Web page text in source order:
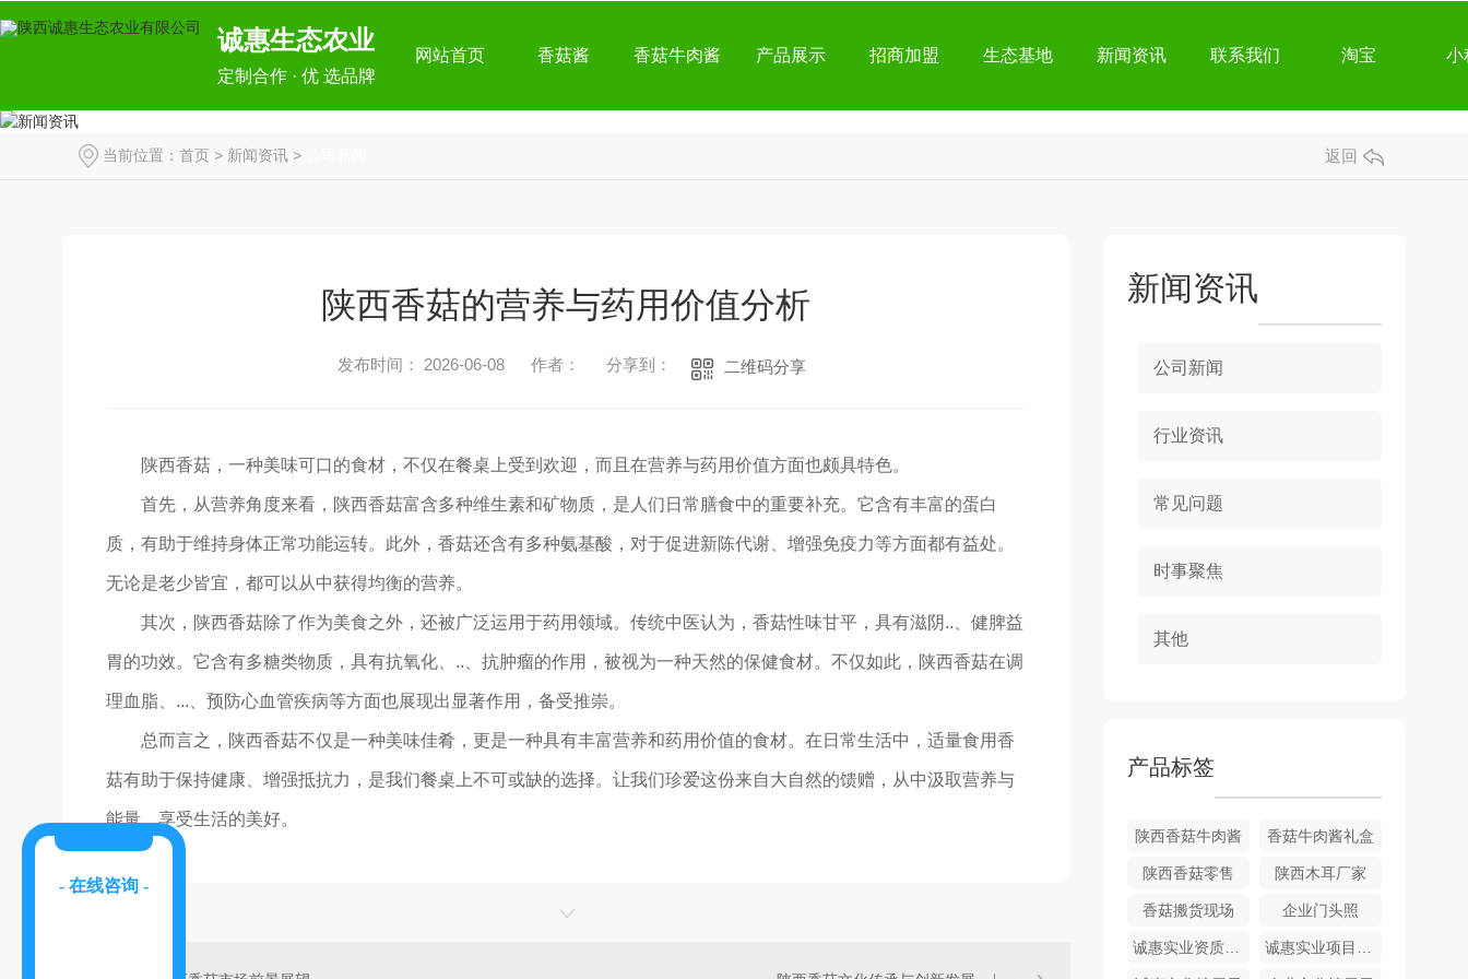
诚惠生态农业
定制合作 · 优 选品牌
网站首页 香菇酱 香菇牛肉酱 产品展示 招商加盟 生态基地 新闻资讯 联系我们 淘宝 小
当前位置： 首页 > 新闻资讯 > 返回
陕西香菇的营养与药用价值分析
发布时间： 2026-06-08 作者： 分享到： 二维码分享
陕西香菇，一种美味可口的食材，不仅在餐桌上受到欢迎，而且在营养与药用价值方面也颇具特色。
首先，从营养角度来看，陕西香菇富含多种维生素和矿物质，是人们日常膳食中的重要补充。它含有丰富的蛋白
质，有助于维持身体正常功能运转。此外，香菇还含有多种氨基酸，对于促进新陈代谢、增强免疫力等方面都有益处。
无论是老少皆宜，都可以从中获得均衡的营养。
其次，陕西香菇除了作为美食之外，还被广泛运用于药用领域。传统中医认为，香菇性味甘平，具有滋阴..、健脾益
胃的功效。它含有多糖类物质，具有抗氧化、..、抗肿瘤的作用，被视为一种天然的保健食材。不仅如此，陕西香菇在调
理血脂、...、预防心血管疾病等方面也展现出显著作用，备受推崇。
总而言之，陕西香菇不仅是一种美味佳肴，更是一种具有丰富营养和药用价值的食材。在日常生活中，适量食用香
菇有助于保持健康、增强抵抗力，是我们餐桌上不可或缺的选择。让我们珍爱这份来自大自然的馈赠，从中汲取营养与
能量，享受生活的美好。
新闻资讯
公司新闻
行业资讯
常见问题
时事聚焦
其他
产品标签
陕西香菇牛肉酱 香菇牛肉酱礼盒
陕西香菇零售 陕西木耳厂家
香菇搬货现场 企业门头照
诚惠实业资质展示 诚惠实业项目仪式展示
- 在线咨询 -